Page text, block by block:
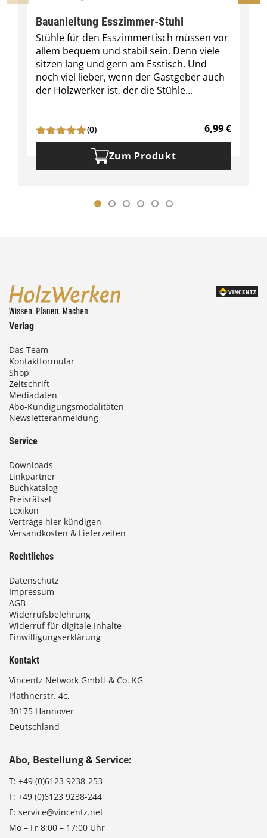
Bauanleitung Esszimmer-Stuhl
Stühle für den Esszimmertisch müssen vor
allem bequem und stabil sein. Denn viele
sitzen lang und gern am Esstisch. Und
noch viel lieber, wenn der Gastgeber auch
der Holzwerker ist, der die Stühle...
(0) 6,99€
Zum Produkt
Verlag
Das Team
Kontaktformular
Shop
Zeitschrift
Mediadaten
Abo-Kündigungsmodalitäten
Newsletteranmeldung
Service
Downloads
Linkpartner
Buchkatalog
Preisrätsel
Lexikon
Verträge hier kündigen
Versandkosten & Lieferzeiten
Rechtliches
Datenschutz
Impressum
AGB
Widerrufsbelehrung
Widerruf für digitale Inhalte
Einwilligungserklärung
Kontakt
Vincentz Network GmbH & Co. KG
Plathnerstr. 4c,
30175 Hannover
Deutschland
Abo, Bestellung & Service:
T: +49 (0)6123 9238-253
F: +49 (0)6123 9238-244
E: service@vincentz.net
Mo – Fr 8:00 – 17:00 Uhr